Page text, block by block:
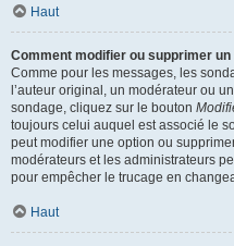
Haut
Comment modifier ou supprimer un
Comme pour les messages, les
l’auteur original, un modérateur ou
sondage, cliquez sur le bouton
toujours celui auquel est associé le
peut modifier une option ou
modérateurs et les administrateurs
pour empêcher le trucage en
Haut